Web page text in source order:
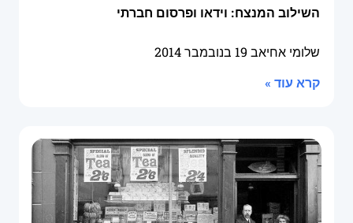
השילוב המנצח: וידאו ופרסום חברתי
שלומי אחיאב 19 בנובמבר 2014
קרא עוד »